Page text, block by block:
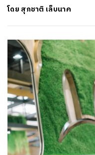
โดย สุภชาติ เล็บนาค